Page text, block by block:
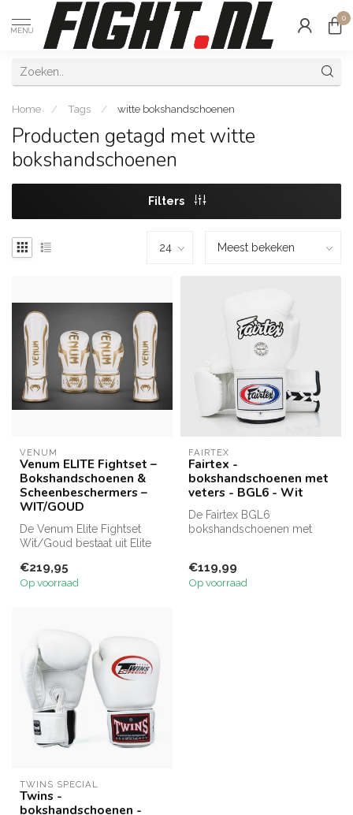
MENU
0
Home / Tags / witte bokshandschoenen
Producten getagd met witte
bokshandschoenen
Filters
VENUM
Venum ELITE Fightset –
Bokshandschoenen &
Scheenbeschermers –
WIT/GOUD
De Venum Elite Fightset
Wit/Goud bestaat uit Elite
scheenbes...
€219,95
Op voorraad
FAIRTEX
Fairtex -
bokshandschoenen met
veters - BGL6 - Wit
De Fairtex BGL6
bokshandschoenen met
€119,99
Op voorraad
TWINS SPECIAL
Twins -
bokshandschoenen -